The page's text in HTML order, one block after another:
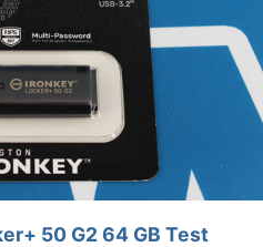
50 G2 64 GB Test